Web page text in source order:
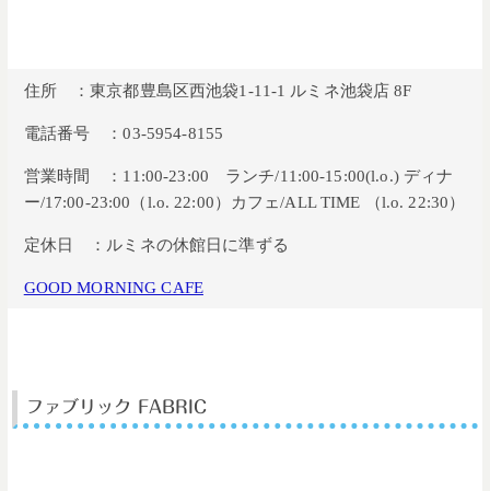
住所 ：東京都豊島区西池袋1-11-1 ルミネ池袋店 8F
電話番号 ：03-5954-8155
営業時間 ：11:00-23:00 ランチ/11:00-15:00(l.o.) ディナ
ー/17:00-23:00（l.o. 22:00）カフェ/ALL TIME （l.o. 22:30）
定休日 ：ルミネの休館日に準ずる
GOOD MORNING CAFE
ファブリック FABRIC